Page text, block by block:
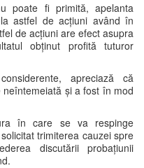
poate fi primită, apelanta
astfel de acțiuni având în
de acțiuni are efect asupra
obținut profită tuturor
apreciază că
și a fost în mod
în care se va respinge
trimiterea cauzei spre
discutării probațiunii